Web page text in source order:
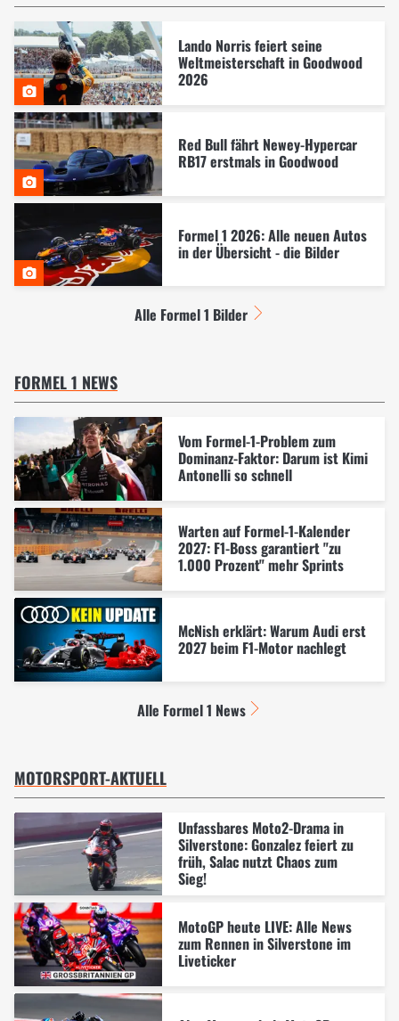
Lando Norris feiert seine
Weltmeisterschaft in Goodwood
2026
Red Bull fährt Newey-Hypercar
RB17 erstmals in Goodwood
Formel 1 2026: Alle neuen Autos
in der Übersicht - die Bilder
Alle Formel 1 Bilder
FORMEL 1 NEWS
Vom Formel-1-Problem zum
Dominanz-Faktor: Darum ist Kimi
Antonelli so schnell
Warten auf Formel-1-Kalender
2027: F1-Boss garantiert "zu
1.000 Prozent" mehr Sprints
McNish erklärt: Warum Audi erst
2027 beim F1-Motor nachlegt
Alle Formel 1 News
MOTORSPORT-AKTUELL
Unfassbares Moto2-Drama in
Silverstone: Gonzalez feiert zu
früh, Salac nutzt Chaos zum
Sieg!
MotoGP heute LIVE: Alle News
zum Rennen in Silverstone im
Liveticker